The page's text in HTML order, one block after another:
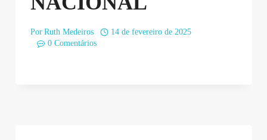
Por Ruth Medeiros
14 de fevereiro de 2025
0 Comentários